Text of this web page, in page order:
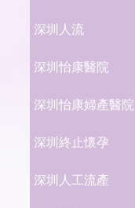
深圳人流
深圳怡康醫院
深圳怡康婦產醫院
深圳終止懷孕
深圳人工流產